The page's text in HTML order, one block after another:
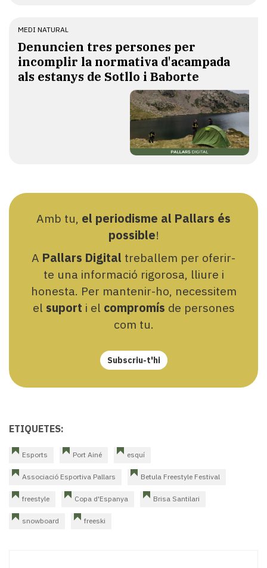
MEDI NATURAL
Denuncien tres persones per
incomplir la normativa d'acampada
als estanys de Sotllo i Baborte
Amb tu, el periodisme al Pallars és
possible!
A Pallars Digital treballem per oferir-
te una informació rigorosa, lliure i
honesta. Per mantenir-ho, necessitem
el suport i el compromís de persones
com tu.
Subscriu-t'hi
ETIQUETES:
Esports Port Ainé esquí
Associació Esportiva Pallars Betula Freestyle Festival
freestyle Copa d'Espanya Brisa Santilari
snowboard freeski